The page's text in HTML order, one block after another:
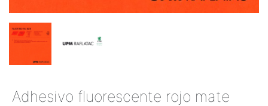
Adhesivo fluorescente rojo mate